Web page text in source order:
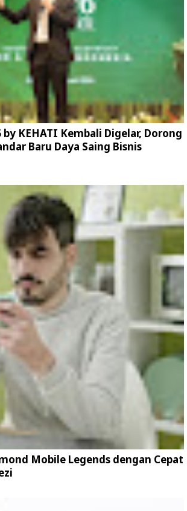
by KEHATI Kembali Digelar, Dorong
Baru Daya Saing Bisnis
Mobile Legends dengan Cepat